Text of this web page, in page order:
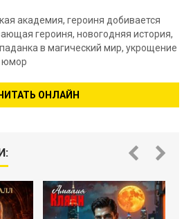
академия, героиня добивается
героиня, новогодняя история,
в магический мир, укрощение
юмор
ОНЛАЙН